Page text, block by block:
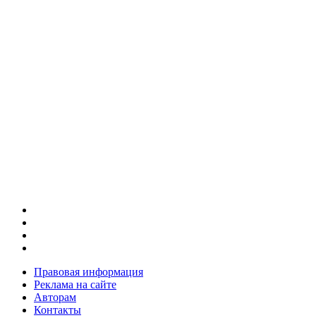
Правовая информация
Реклама на сайте
Авторам
Контакты